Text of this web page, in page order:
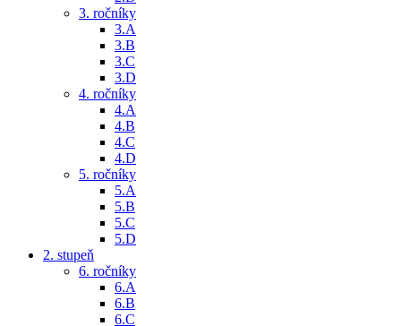
3. ročníky
3.A
3.B
3.C
3.D
4. ročníky
4.A
4.B
4.C
4.D
5. ročníky
5.A
5.B
5.C
5.D
2. stupeň
6. ročníky
6.A
6.B
6.C